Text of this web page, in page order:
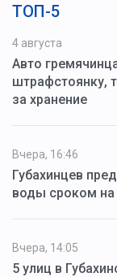
ТОП-5
4 августа
Авто
штрафстоянку,
за хранение
Вчера, 16:46
Губахинцев
воды сроком на
Вчера, 14:05
5 улиц в